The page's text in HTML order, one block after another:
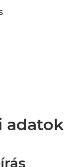
adatok